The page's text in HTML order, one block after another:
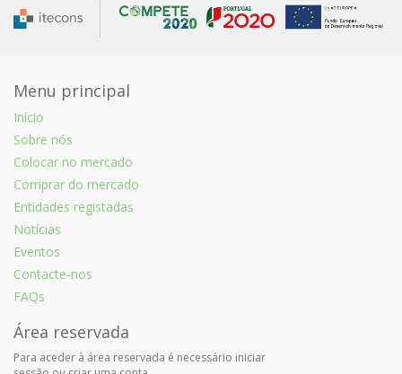
Menu principal
Início
Sobre nós
Colocar no mercado
Comprar do mercado
Entidades registadas
Notícias
Eventos
Contacte-nos
FAQs
Área reservada
Para aceder à área reservada é necessário iniciar